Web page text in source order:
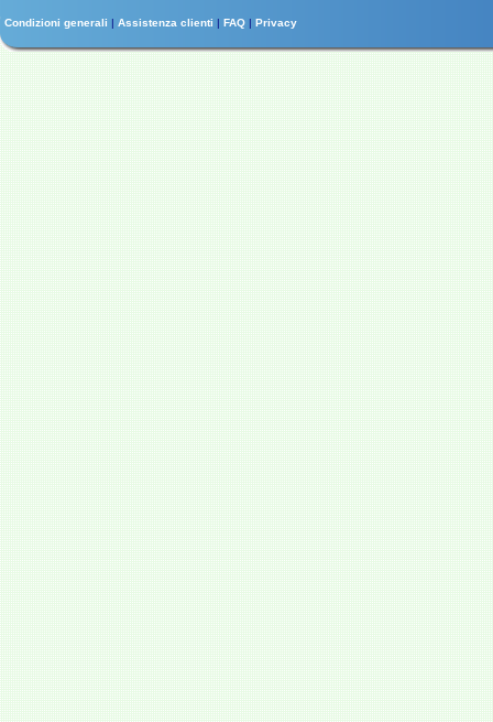
Condizioni generali | Assistenza clienti | FAQ | Privacy